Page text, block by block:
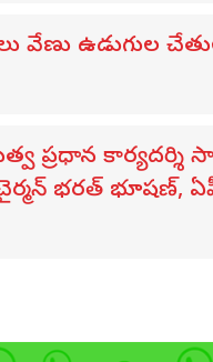
వేణు ఉడుగుల
ప్రధాన
చైర్మన్ భరత్ భూషణ్,